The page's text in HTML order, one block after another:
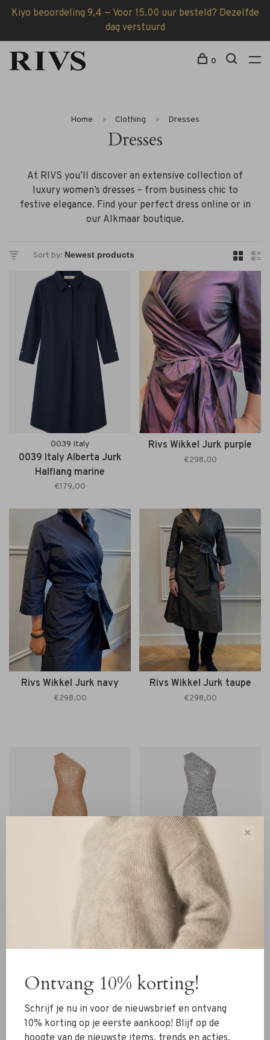
Kiyo beoordeling 9,4 — Voor 15.00 uur besteld? Dezelfde
dag verstuurd
0
Home Clothing Dresses
Dresses
At RIVS you’ll discover an extensive collection of
luxury women’s dresses – from business chic to
festive elegance. Find your perfect dress online or in
our Alkmaar boutique.
Sort by:
0039 Italy
0039 Italy Alberta Jurk
Halflang marine
€179,00
Rivs Wikkel Jurk purple
€298,00
Rivs Wikkel Jurk navy
€298,00
Rivs Wikkel Jurk taupe
€298,00
ACCESS Jurk glitter brons
€329,00
ACCESS
ACCESS Jurk glitter zilver
€329,00
✕
Ontvang 10% korting!
Schrijf je nu in voor de nieuwsbrief en ontvang
10% korting op je eerste aankoop! Blijf op de